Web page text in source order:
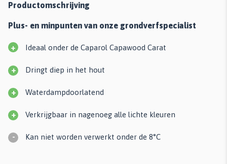
Productomschrijving
Plus- en minpunten van onze grondverfspecialist
+ Ideaal onder de Caparol Capawood Carat
+ Dringt diep in het hout
+ Waterdampdoorlatend
+ Verkrijgbaar in nagenoeg alle lichte kleuren
- Kan niet worden verwerkt onder de 8°C